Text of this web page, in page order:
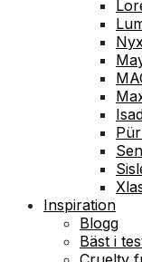
Nyx
Inspiration
Blogg
Bäst i